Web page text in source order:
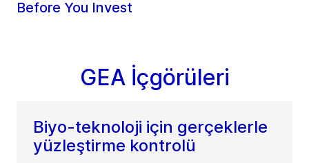
Before You Invest
GEA İçgörüleri
Biyo-teknoloji için gerçeklerle
yüzleştirme kontrolü